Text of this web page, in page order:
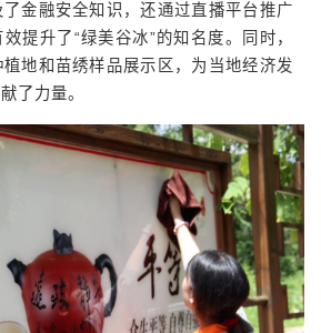
金融安全知识，还通过直播平台推广
提升了“绿美谷冰”的知名度。同时，
地和苗绣样品展示区，为当地经济发
了力量。